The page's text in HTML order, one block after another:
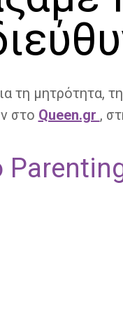
τη μητρότητα,
στο Queen.gr ,